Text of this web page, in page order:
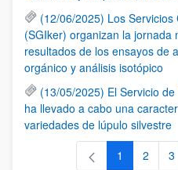
(12/06/2025) Los
(SGIker) organizan la jornada
resultados de los ensayos de
orgánico y análisis isotópico
(13/05/2025) El Servicio
ha llevado a cabo una
variedades de lúpulo silvestre
Página
1 Página
2 3